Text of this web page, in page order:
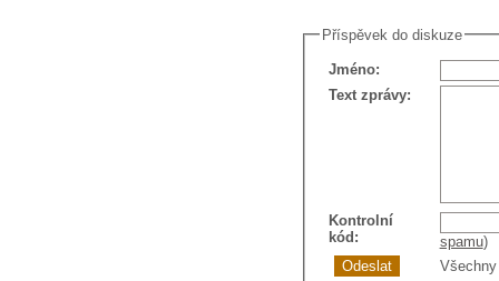
Příspěvek do diskuze
Jméno:
Text zprávy:
Kontrolní
kód : spamu)